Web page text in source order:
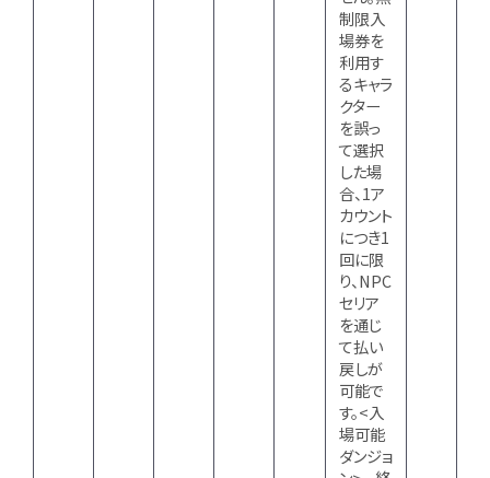
制限入
場券を
利用す
るキャラ
クター
を誤っ
て選択
した場
合、1ア
カウント
につき1
回に限
り、NPC
セリア
を通じ
て払い
戻しが
可能で
す。<入
場可能
ダンジョ